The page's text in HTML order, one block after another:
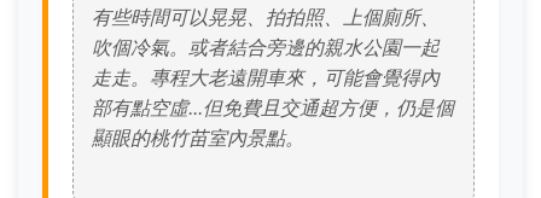
有些時間可以晃晃、拍拍照、上個廁所、
吹個冷氣。或者結合旁邊的親水公園一起
走走。專程大老遠開車來，可能會覺得內
部有點空虛...但免費且交通超方便，仍是個
顯眼的桃竹苗室內景點。